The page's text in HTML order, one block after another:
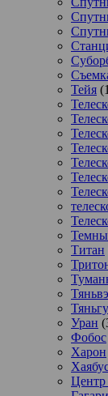
Тейя
Титан
Уран
Фобос
Харон
Центр